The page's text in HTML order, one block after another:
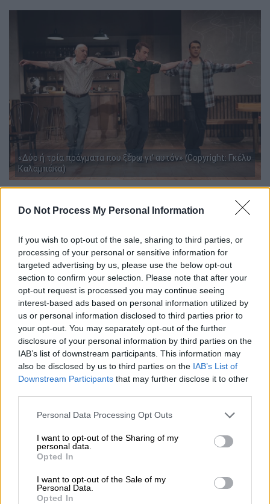
Do Not Process My Personal Information
If you wish to opt-out of the sale, sharing to third parties, or
processing of your personal or sensitive information for
targeted advertising by us, please use the below opt-out
section to confirm your selection. Please note that after your
opt-out request is processed you may continue seeing
interest-based ads based on personal information utilized by
us or personal information disclosed to third parties prior to
your opt-out. You may separately opt-out of the further
disclosure of your personal information by third parties on the
IAB’s list of downstream participants. This information may
also be disclosed by us to third parties on the IAB’s List of
Downstream Participants that may further disclose it to other
Please note that this website/app uses one or more Google
not limited to your visit or usage behaviour. You may click to
grant or deny consent to Google and its third-party tags to
use your data for below specified purposes in below Google
consent section.
Personal Data Processing Opt Outs
I want to opt-out of the Sharing of my
personal data.
Opted In
I want to opt-out of the Sale of my
Personal Data.
Opted In
«Δύο ή τρία πράγματα που ξέρω γι’ αυτόν» (Copyright: Γκέλυ
Καλαμπάκα)
κατασκευή ενός μύθου» του Alain
Policar
Το βιβλίο «Το woke κίνημα δεν υπάρχει – Η
κατασκευή ενός μύθου» τουAlain Policarαπό
τις εκδόσεις Πόλιςεπιχειρεί να φωτίσει μια
από τις πιο φορτισμένες έννοιες της
σύγχρονης δημόσιας συζήτησης, τον
λεγόμενο «γουοκισμό». Ο συγγραφέας
υποστηρίζει ότι ο όρος αυτός δεν
περιγράφει ένα πραγματικό, ενιαίο
ιδεολογικό κίνημα, αλλάαποτελεί κυρίως
μια πολιτική και επικοινωνιακή κατασκευή
που χρησιμοποιείται για να δυσφημήσει
κοινωνικούς αγώνες ενάντια στις
διακρίσεις. Σύμφωνα με τον Policar, η έννοια
του «woke» έχει αλλάξει τα τελευταία
χρόνια από έναν δημόσιο λόγο που την
παρουσιάζει ως απειλή για τον δυτικό